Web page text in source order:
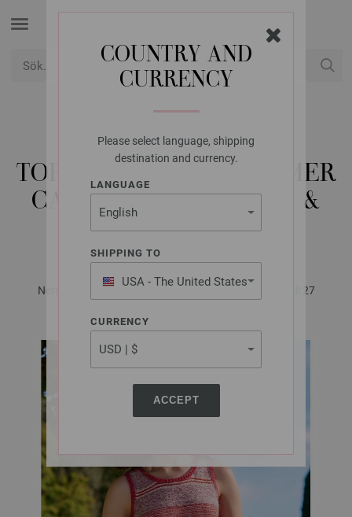
COUNTRY AND
CURRENCY
Please select language, shipping
destination and currency.
LANGUAGE
SHIPPING TO
USA - The United States
of America
CURRENCY
ACCEPT
LANA GROSSA
TOP FILO LUREX, SUMMER
CASHMERE, SETASURI &
GLAMOUR
Nera No. 2 - Magazine (DE) + Oppskrifter (NO) | Modell 27